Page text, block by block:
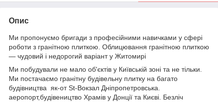
Опис
Ми пропонуємо бригади з професійними навичками у сфері
роботи з гранітною плиткою. Облицювання гранітною плиткою
— чудовий і недорогий варіант у Житомирі
Ми побудували не мало об'єктів у Київській зоні та не тільки.
Ми постачаємо гранітну будівельну плитку на багато
будівництва як-от St-Вокзал Дніпропетровська.
аеропорт,будівеництво Храмів у Донції та Києві. Безліч